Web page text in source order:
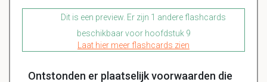
Dit is een preview. Er zijn 1 andere flashcards
beschikbaar voor hoofdstuk 9
Laat hier meer flashcards zien
Ontstonden er plaatselijk voorwaarden die